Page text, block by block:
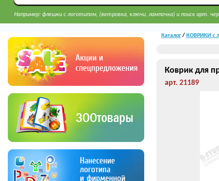
Например: флешки с логотипом, (ветровка, ключи, лампочка) и поиск арт.
Каталог/ КОВРИКИ с
Коврик для
арт. 21189